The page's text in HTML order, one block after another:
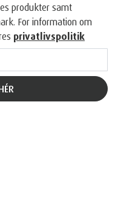
produkter samt
For information om
privatlivspolitik